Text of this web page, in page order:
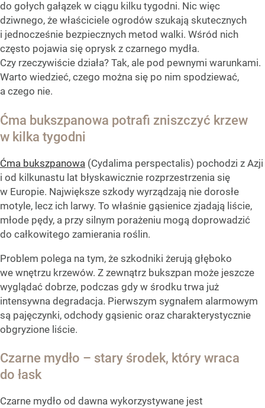
do gołych gałązek w ciągu kilku tygodni. Nic więc
dziwnego, że właściciele ogrodów szukają skutecznych
i jednocześnie bezpiecznych metod walki. Wśród nich
często pojawia się oprysk z czarnego mydła.
Czy rzeczywiście działa? Tak, ale pod pewnymi warunkami.
Warto wiedzieć, czego można się po nim spodziewać,
a czego nie.
Ćma bukszpanowa potrafi zniszczyć krzew
w kilka tygodni
Ćma bukszpanowa (Cydalima perspectalis) pochodzi z Azji
i od kilkunastu lat błyskawicznie rozprzestrzenia się
w Europie. Największe szkody wyrządzają nie dorosłe
motyle, lecz ich larwy. To właśnie gąsienice zjadają liście,
młode pędy, a przy silnym porażeniu mogą doprowadzić
do całkowitego zamierania roślin.
Problem polega na tym, że szkodniki żerują głęboko
we wnętrzu krzewów. Z zewnątrz bukszpan może jeszcze
wyglądać dobrze, podczas gdy w środku trwa już
intensywna degradacja. Pierwszym sygnałem alarmowym
są pajęczynki, odchody gąsienic oraz charakterystycznie
obgryzione liście.
Czarne mydło – stary środek, który wraca
do łask
Czarne mydło od dawna wykorzystywane jest